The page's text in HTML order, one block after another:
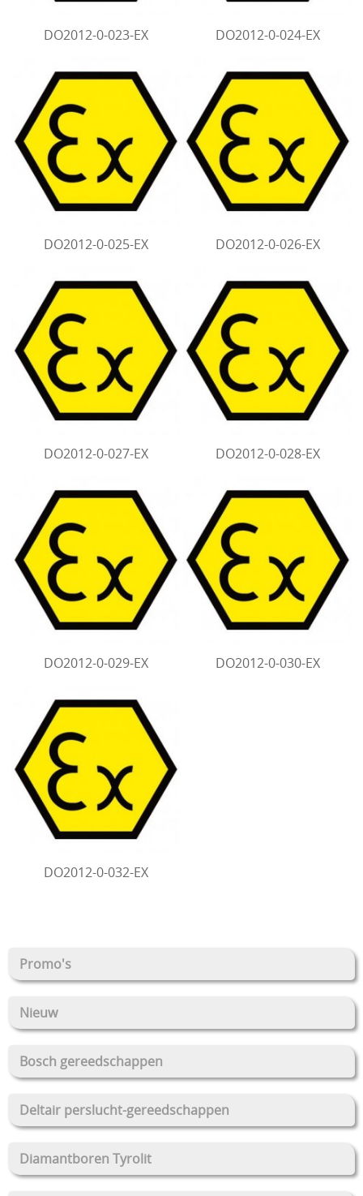
Promo's
Nieuw
Bosch gereedschappen
Deltair perslucht-gereedschappen
Diamantboren Tyrolit
DO2012-0-023-EX DO2012-0-024-EX
DO2012-0-025-EX DO2012-0-026-EX
DO2012-0-027-EX DO2012-0-028-EX
DO2012-0-029-EX DO2012-0-030-EX
DO2012-0-032-EX